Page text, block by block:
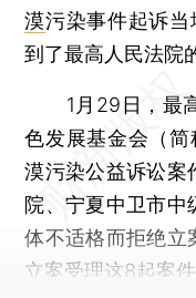
漠污染事件起诉
到了最高人民法院
1月29日，最高
色发展基金会（
漠污染公益诉讼案
院、宁夏中卫市中
体不适格而拒绝立
立案受理这8起案件